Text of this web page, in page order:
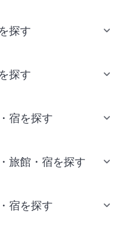
探す
探す
宿を探す
旅館・宿を探す
宿を探す